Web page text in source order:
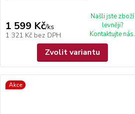
1 599 Kč/ks
1 321 Kč bez DPH
Našli jste zboží
levněji?
Kontaktujte nás.
Zvolit variantu
Akce